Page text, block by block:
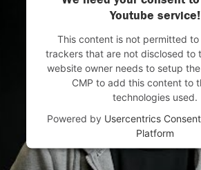
Youtube service!
This content is not permitted
trackers that are not disclosed to
website owner needs to setup
CMP to add this content to
technologies used.
Powered by Usercentrics
Platform